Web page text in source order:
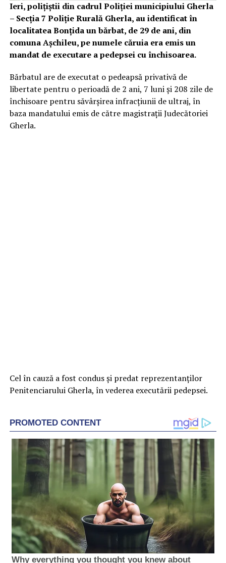
Ieri, poliţiştii din cadrul Poliției municipiului Gherla
– Secția 7 Poliție Rurală Gherla, au identificat în
localitatea Bonțida un bărbat, de 29 de ani, din
comuna Așchileu, pe numele căruia era emis un
mandat de executare a pedepsei cu închisoarea.
Bărbatul are de executat o pedeapsă privativă de
libertate pentru o perioadă de 2 ani, 7 luni și 208 zile de
închisoare pentru săvârşirea infracțiunii de ultraj, în
baza mandatului emis de către magistraţii Judecătoriei
Gherla.
Cel în cauză a fost condus şi predat reprezentanţilor
Penitenciarului Gherla, în vederea executării pedepsei.